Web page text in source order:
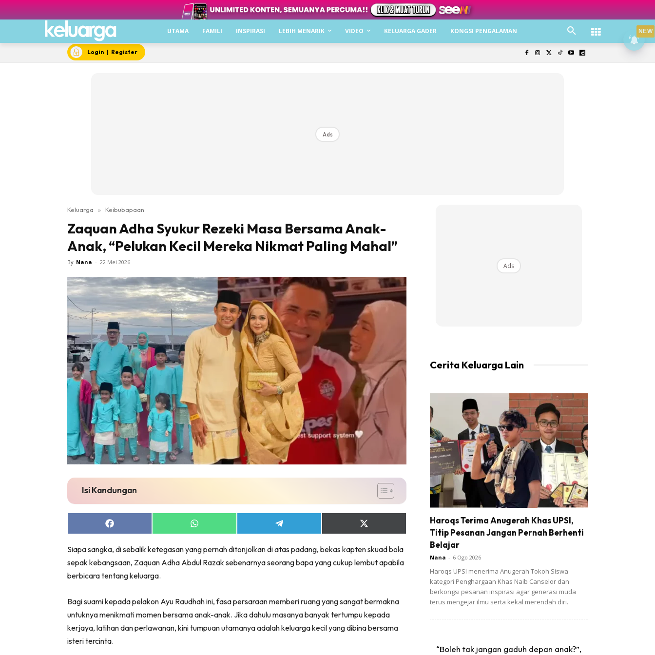
UTAMA FAMILI INSPIRASI LEBIH MENARIK VIDEO KELUARGA GADER KONGSI PENGALAMAN
Login | Register
Ads
Keluarga » Keibubapaan
Zaquan Adha Syukur Rezeki Masa Bersama Anak-
Anak, “Pelukan Kecil Mereka Nikmat Paling Mahal”
By Nana - 22 Mei 2026
Isi Kandungan
Share
on
Share
on
Share
on
Share
on
(Twitter)
Siapa sangka, di sebalik ketegasan yang pernah ditonjolkan di atas padang, bekas kapten skuad bola
sepak kebangsaan, Zaquan Adha Abdul Razak sebenarnya seorang bapa yang cukup lembut apabila
berbicara tentang keluarga.
Bagi suami kepada pelakon Ayu Raudhah ini, fasa persaraan memberi ruang yang sangat bermakna
untuknya menikmati momen bersama anak-anak. Jika dahulu masanya banyak tertumpu kepada
kerjaya, latihan dan perlawanan, kini tumpuan utamanya adalah keluarga kecil yang dibina bersama
isteri tercinta.
Ads
Cerita Keluarga Lain
Haroqs Terima Anugerah Khas UPSI,
Titip Pesanan Jangan Pernah Berhenti
Belajar
Nana - 6 Ogo 2026
Haroqs UPSI menerima Anugerah Tokoh Siswa
kategori Penghargaan Khas Naib Canselor dan
berkongsi pesanan inspirasi agar generasi muda
terus mengejar ilmu serta kekal merendah diri.
“Boleh tak jangan gaduh depan anak?”,
NEW